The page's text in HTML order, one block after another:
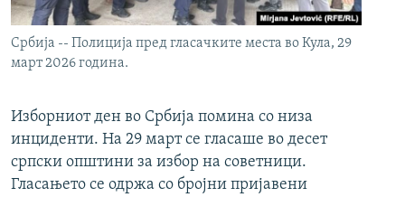
Србија -- Полиција пред гласачките места во Кула, 29
март 2026 година.
Изборниот ден во Србија помина со низа
инциденти. На 29 март се гласаше во десет
српски општини за избор на советници.
Гласањето се одржа со бројни пријавени